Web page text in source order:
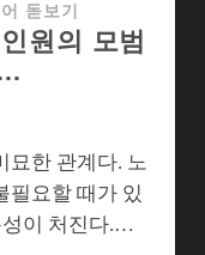
돋보기
원의 모범
묘한 관계다. 노
필요할 때가 있
성이 처진다.…